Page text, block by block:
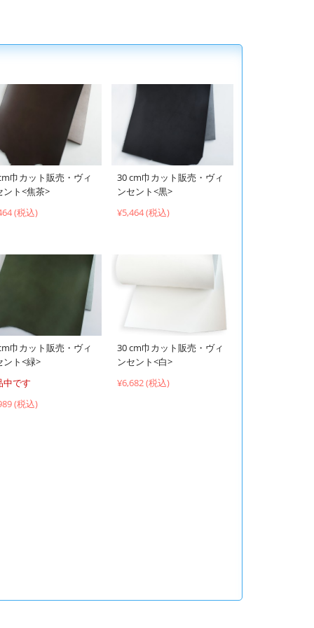
巾カット販売・ヴィ
ント<焦茶>
(税込)
30 cm巾カット販売・ヴィ
ンセント<黒>
¥5,464 (税込)
巾カット販売・ヴィ
ント<緑>
中です
(税込)
30 cm巾カット販売・ヴィ
ンセント<白>
¥6,682 (税込)